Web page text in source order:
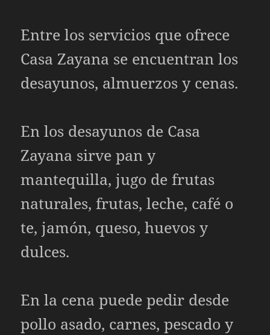
Entre los servicios que ofrece
Casa Zayana se encuentran los
desayunos, almuerzos y cenas.
En los desayunos de Casa
Zayana sirve pan y
mantequilla, jugo de frutas
naturales, frutas, leche, café o
te, jamón, queso, huevos y
dulces.
En la cena puede pedir desde
pollo asado, carnes, pescado y